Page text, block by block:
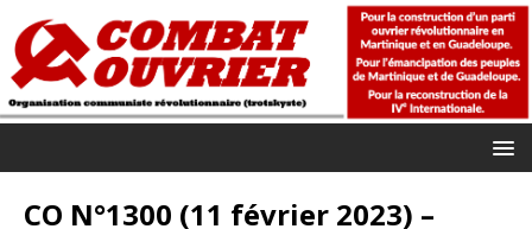
CO N°1300 (11 février 2023) –